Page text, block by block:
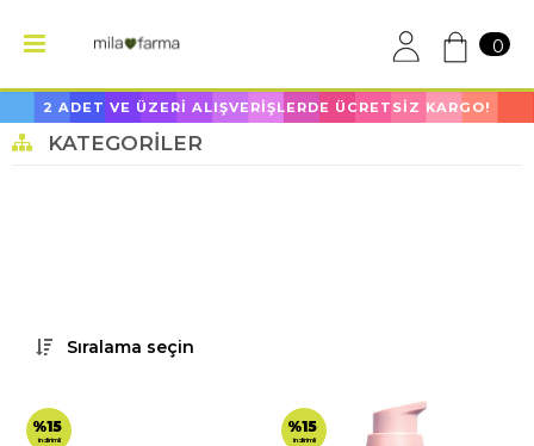
0
2 ADET VE ÜZERİ ALIŞVERİŞLERDE ÜCRETSİZ KARGO!
KATEGORILER
Sıralama seçin
%15
indirimli
%15
indirimli